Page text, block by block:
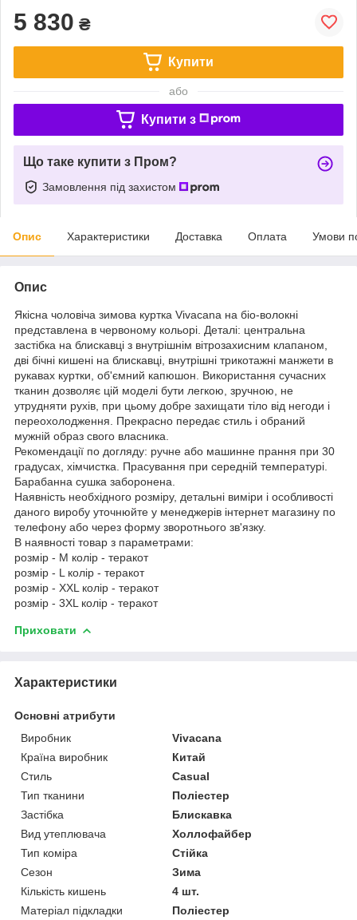
5 830 ₴
Купити
або
Купити з
Що таке купити з Пром?
Замовлення під захистом
Опис Характеристики Доставка Оплата Умови
Опис
Якісна чоловіча зимова куртка Vivacana на біо-волокні
представлена в червоному кольорі. Деталі: центральна
застібка на блискавці з внутрішнім вітрозахисним клапаном,
дві бічні кишені на блискавці, внутрішні трикотажні манжети в
рукавах куртки, об'ємний капюшон. Використання сучасних
тканин дозволяє цій моделі бути легкою, зручною, не
утрудняти рухів, при цьому добре захищати тіло від негоди і
переохолодження. Прекрасно передає стиль і обраний
мужній образ свого власника.
Рекомендації по догляду: ручне або машинне прання при 30
градусах, хімчистка. Прасування при середній температурі.
Барабанна сушка заборонена.
Наявність необхідного розміру, детальні виміри і особливості
даного виробу уточнюйте у менеджерів інтернет магазину по
телефону або через форму зворотнього зв'язку.
В наявності товар з параметрами:
розмір - M колір - теракот
розмір - L колір - теракот
розмір - XXL колір - теракот
розмір - 3XL колір - теракот
Приховати
Характеристики
Основні атрибути
Виробник
Vivacana
Країна виробник
Китай
Стиль
Casual
Тип тканини
Поліестер
Застібка
Блискавка
Вид утеплювача
Холлофайбер
Тип коміра
Стійка
Сезон
Зима
Кількість кишень
4 шт.
Матеріал підкладки
Поліестер